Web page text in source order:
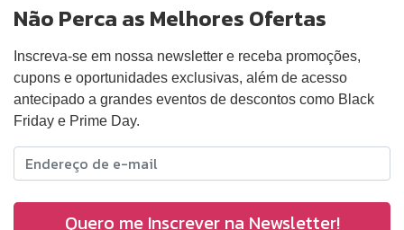
Não Perca as Melhores Ofertas
Inscreva-se em nossa newsletter e receba promoções,
cupons e oportunidades exclusivas, além de acesso
antecipado a grandes eventos de descontos como Black
Friday e Prime Day.